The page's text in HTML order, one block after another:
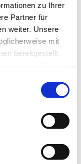
zu Ihrer
Partner für
weiter. Unsere
mit
bereitgestellt